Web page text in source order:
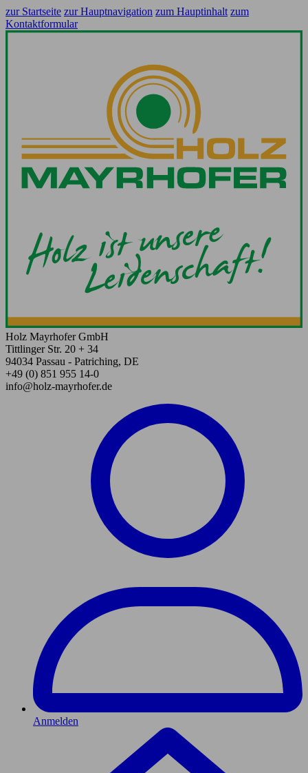
zur Startseite zur Hauptnavigation zum Hauptinhalt zum
Kontaktformular
Holz Mayrhofer GmbH
Tittlinger Str. 20 + 34
94034 Passau - Patriching, DE
+49 (0) 851 955 14-0
info@holz-mayrhofer.de
Anmelden